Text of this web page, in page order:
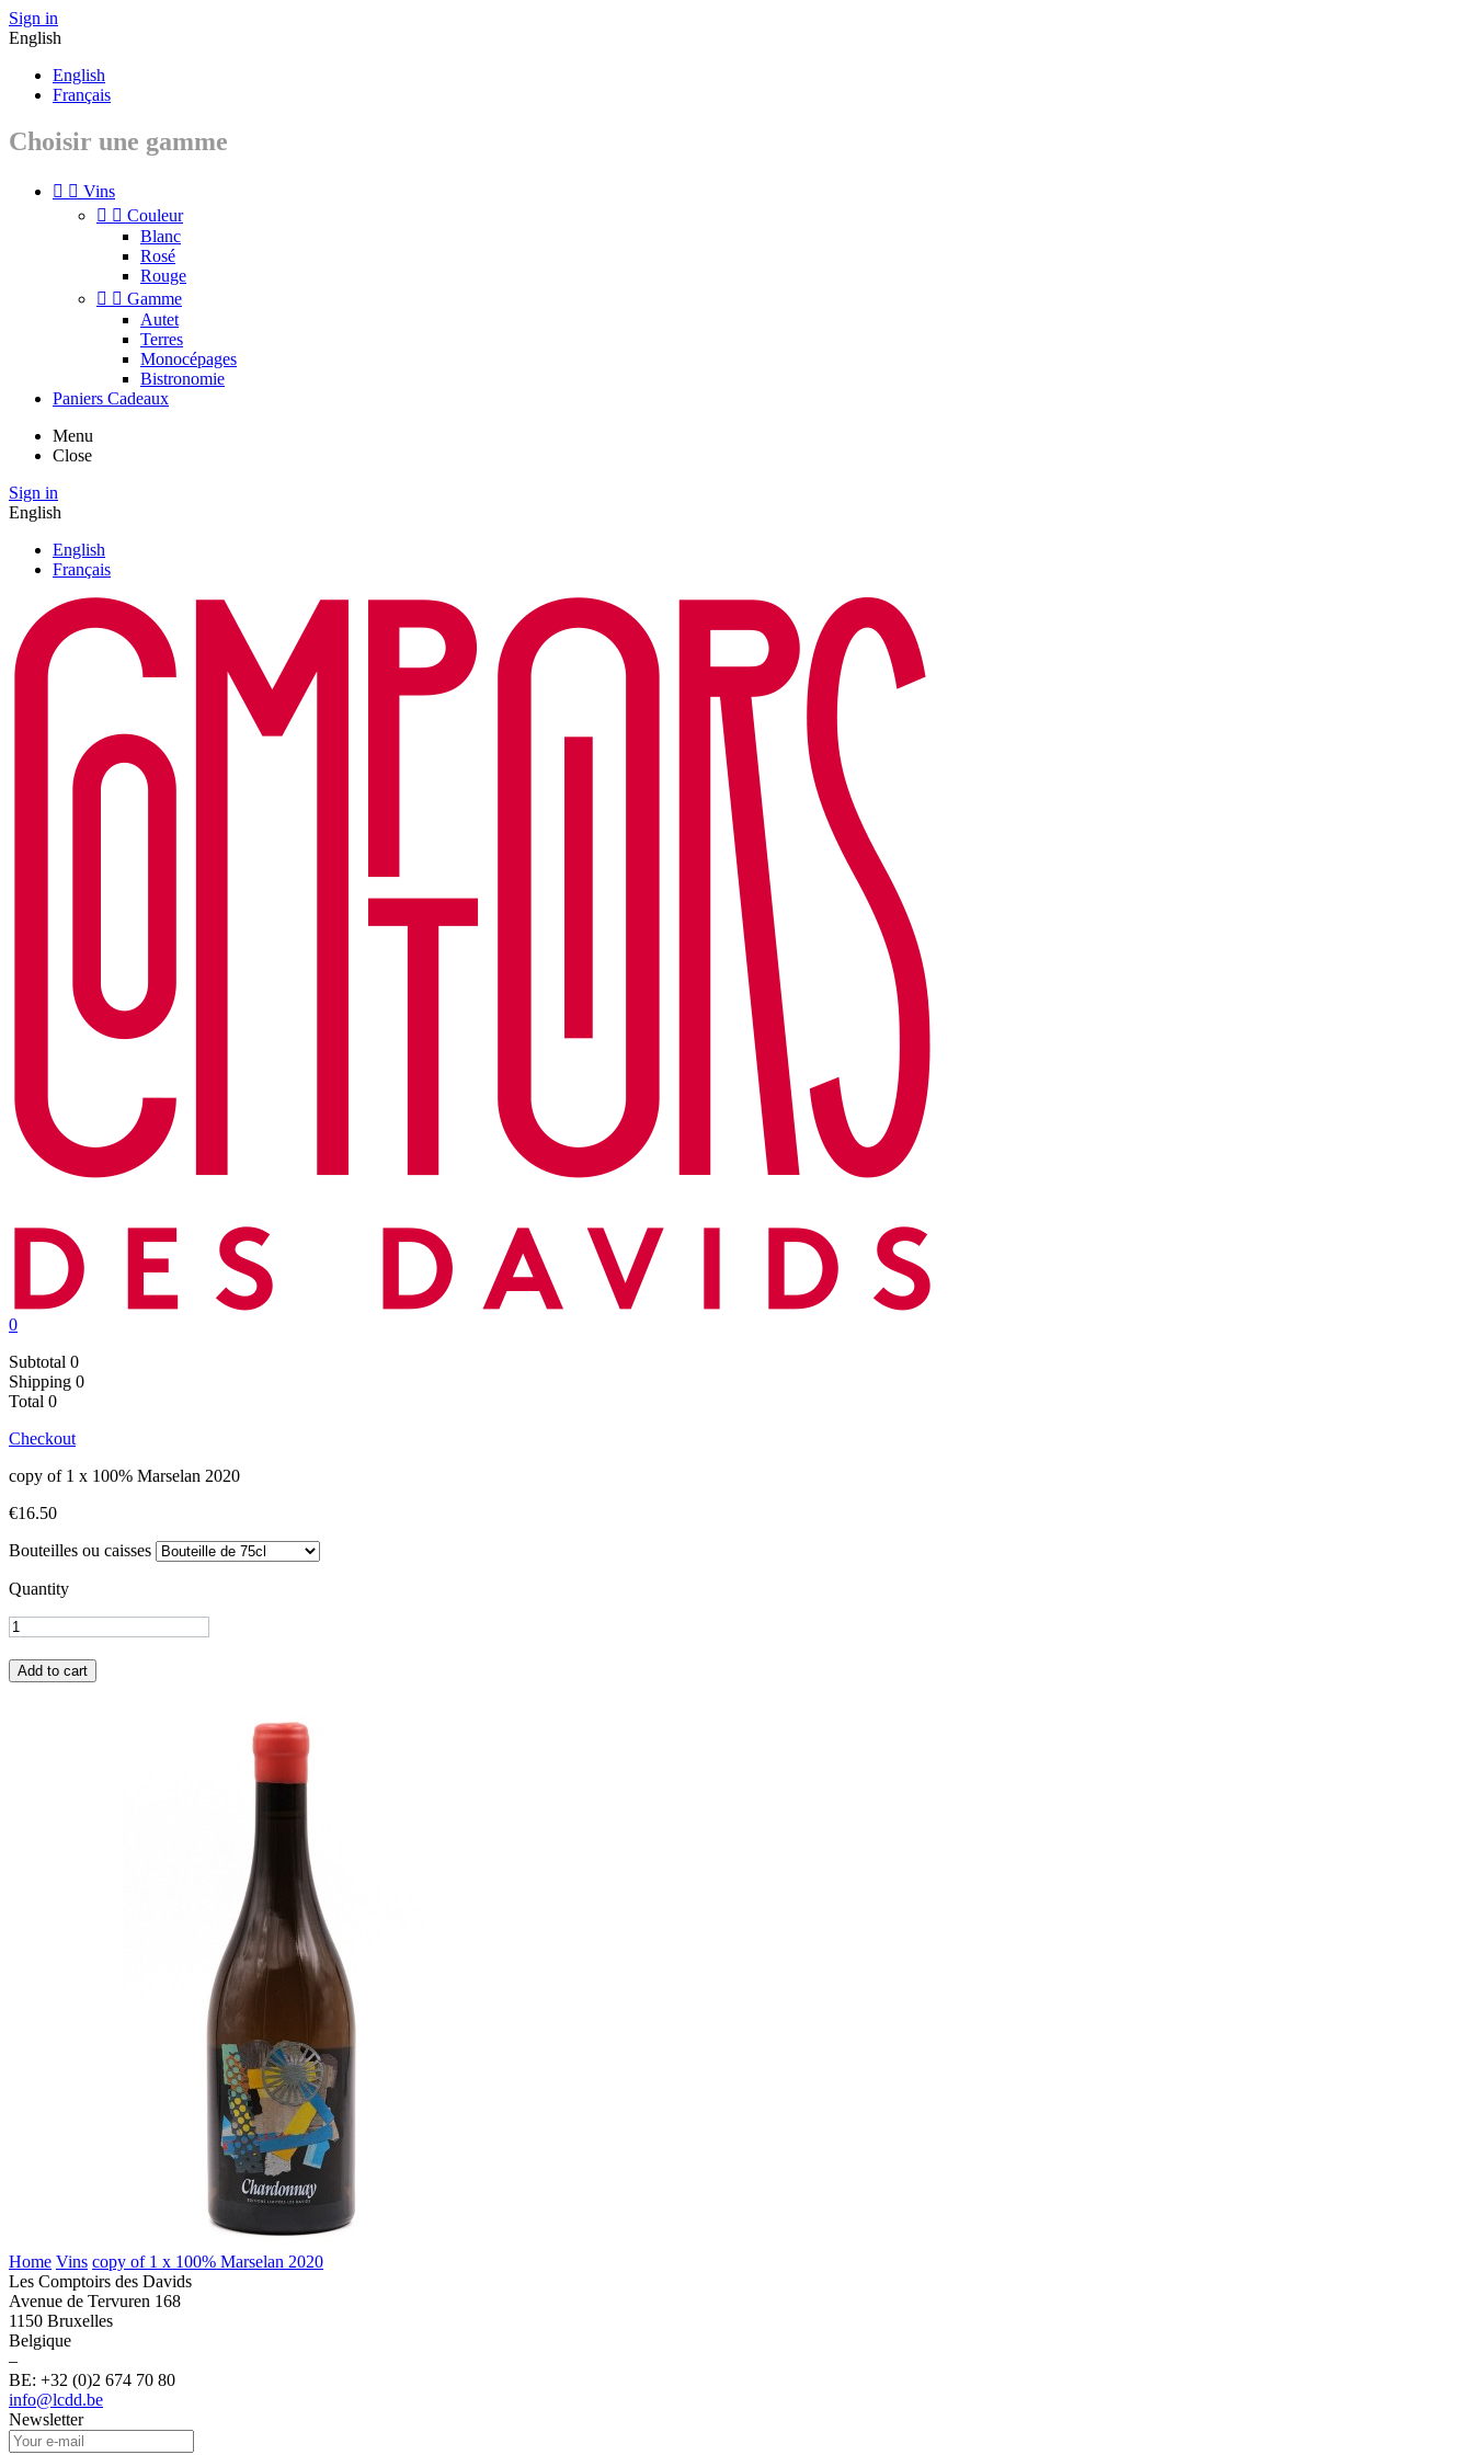
Sign in
English
English
Français
Choisir une gamme
  Vins
  Couleur
Blanc
Rosé
Rouge
  Gamme
Autet
Terres
Monocépages
Bistronomie
Paniers Cadeaux
Menu
Close
Sign in
English
English
Français
0
Subtotal 0
Shipping 0
Total 0
Checkout
copy of 1 x 100% Marselan 2020
€16.50
Bouteilles ou caisses
Quantity
Add to cart
Home Vins copy of 1 x 100% Marselan 2020
Les Comptoirs des Davids
Avenue de Tervuren 168
1150 Bruxelles
Belgique
–
BE: +32 (0)2 674 70 80
info@lcdd.be
Newsletter